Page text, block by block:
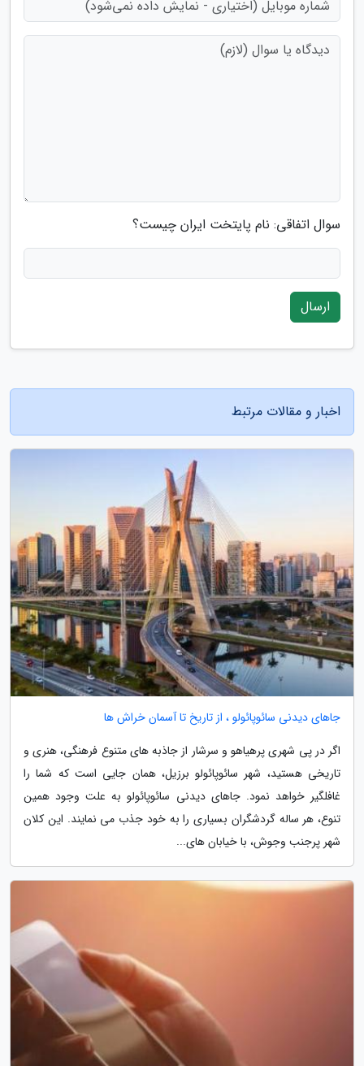
سوال اتفاقی: نام پایتخت ایران چیست؟
ارسال
اخبار و مقالات مرتبط
جاهای دیدنی سائوپائولو ، از تاریخ تا آسمان خراش ها
اگر در پی شهری پرهیاهو و سرشار از جاذبه های متنوع فرهنگی، هنری و
تاریخی هستید، شهر سائوپائولو برزیل، همان جایی است که شما را
غافلگیر خواهد نمود. جاهای دیدنی سائوپائولو به علت وجود همین
تنوع، هر ساله گردشگران بسیاری را به خود جذب می نمایند. این کلان
شهر پرجنب وجوش، با خیابان های...